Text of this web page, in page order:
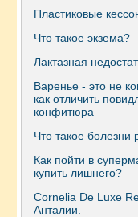
Пластиковые
Что такое экзема?
Лактазная
Варенье - это не
как отличить
конфитюра
Что такое болезни
Как пойти в
купить лишнего?
Сornelia De Luxe
Анталии.